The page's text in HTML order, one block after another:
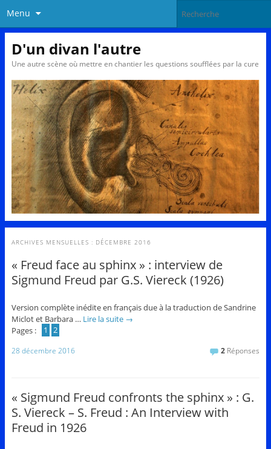
Menu
D'un divan l'autre
Une autre scène où mettre en chantier les questions soufflées par la cure
ARCHIVES MENSUELLES : DÉCEMBRE 2016
« Freud face au sphinx » : interview de
Sigmund Freud par G.S. Viereck (1926)
Version complète inédite en français due à la traduction de Sandrine
Miclot et Barbara … Lire la suite →
Pages :
1 2
28 décembre 2016 2 Réponses
« Sigmund Freud confronts the sphinx » : G.
S. Viereck – S. Freud : An Interview with
Freud in 1926